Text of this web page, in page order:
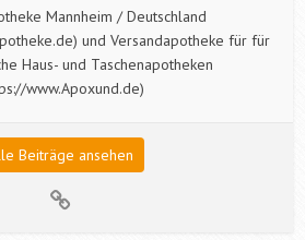
Mannheim / Deutschland
und Versandapotheke für für
Haus- und Taschenapotheken
www.Apoxund.de)
Beiträge ansehen